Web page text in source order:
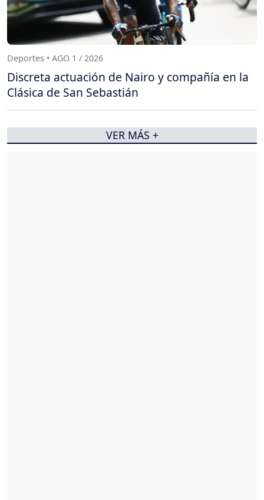
Deportes • AGO 1 / 2026
Discreta actuación de Nairo y compañía en la
Clásica de San Sebastián
VER MÁS +